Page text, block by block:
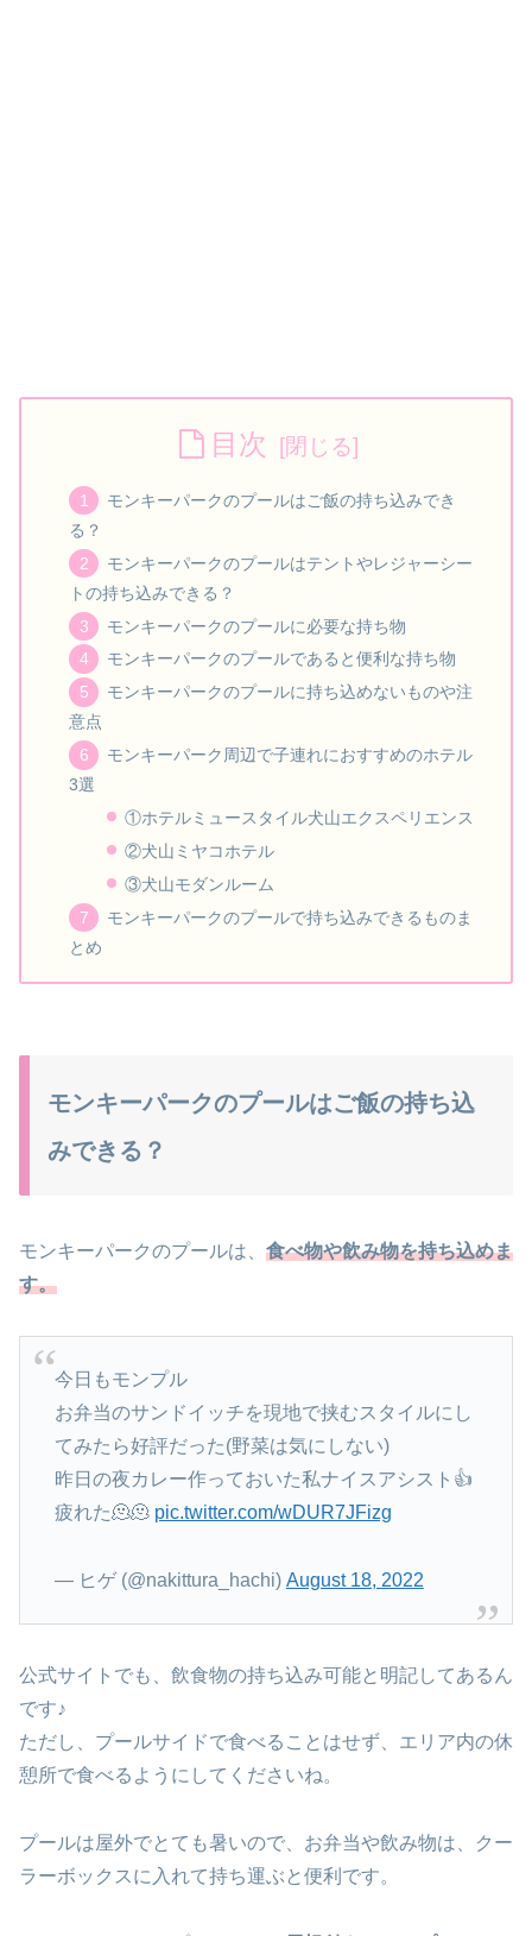
目次
モンキーパークのプールはご飯の持ち込みでき
る？
モンキーパークのプールはテントやレジャーシー
トの持ち込みできる？
モンキーパークのプールに必要な持ち物
モンキーパークのプールであると便利な持ち物
モンキーパークのプールに持ち込めないものや注
意点
モンキーパーク周辺で子連れにおすすめのホテル
3選
①ホテルミュースタイル犬山エクスペリエンス
②犬山ミヤコホテル
③犬山モダンルーム
モンキーパークのプールで持ち込みできるものま
とめ
モンキーパークのプールはご飯の持ち込
みできる？
モンキーパークのプールは、 食べ物や飲み物を持ち込めま
す。
今日もモンプル
お弁当のサンドイッチを現地で挟むスタイルにし
てみたら好評だった(野菜は気にしない)
昨日の夜カレー作っておいた私ナイスアシスト👍
疲れた🫠🫠 pic.twitter.com/wDUR7JFizg
— ヒゲ (@nakittura_hachi) August 18, 2022
公式サイトでも、飲食物の持ち込み可能と明記してあるん
です♪
ただし、プールサイドで食べることはせず、エリア内の休
憩所で食べるようにしてくださいね。
プールは屋外でとても暑いので、お弁当や飲み物は、クー
ラーボックスに入れて持ち運ぶと便利です。